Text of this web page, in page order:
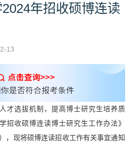
年招收硕博连读
13
才选拔机制，提高博士研究生培养质
招收硕博连读博士研究生工作办法》
，现将硕博连读招收工作有关事宜通知